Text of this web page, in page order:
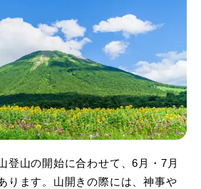
登山の開始に合わせて、6月・7月
ります。山開きの際には、神事や